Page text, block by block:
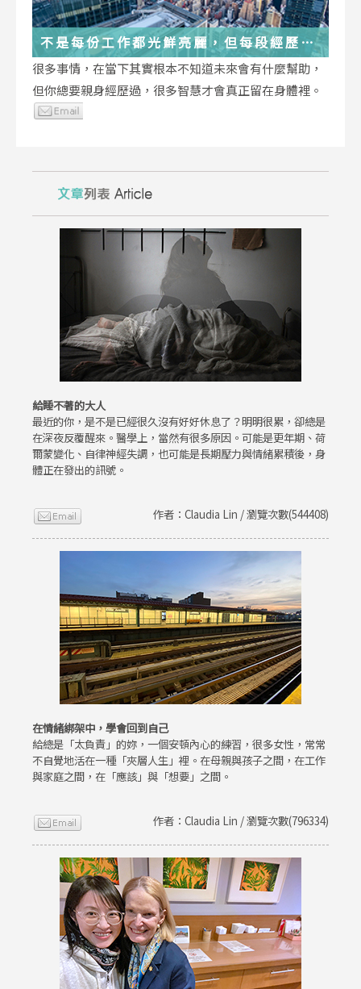
不是每份工作都光鮮亮麗，但每段經歷都
在偷偷改變你
很多事情，在當下其實根本不知道未來會有什麼幫助，
但你總要親身經歷過，很多智慧才會真正留在身體裡。
給睡不著的大人
最近的你，是不是已經很久沒有好好休息了？明明很累，卻總是
在深夜反覆醒來。醫學上，當然有很多原因。可能是更年期、荷
爾蒙變化、自律神經失調，也可能是長期壓力與情緒累積後，身
體正在發出的訊號。
作者：Claudia Lin / 瀏覽次數(544408)
在情緒綁架中，學會回到自己
給總是「太負責」的妳，一個安頓內心的練習，很多女性，常常
不自覺地活在一種「夾層人生」裡。在母親與孩子之間，在工作
與家庭之間，在「應該」與「想要」之間。
作者：Claudia Lin / 瀏覽次數(796334)